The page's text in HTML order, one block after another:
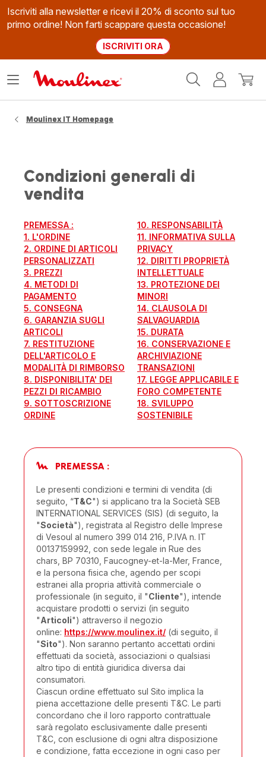
Iscriviti alla newsletter e ricevi il 20% di sconto sul tuo
primo ordine! Non farti scappare questa occasione!
ISCRIVITI ORA
Il
Apri
Moulinex IT Homepage
Condizioni generali di
vendita
PREMESSA :
1. L'ORDINE
2. ORDINE DI ARTICOLI
PERSONALIZZATI
3. PREZZI
4. METODI DI
PAGAMENTO
5. CONSEGNA
6. GARANZIA SUGLI
ARTICOLI
7. RESTITUZIONE
DELL'ARTICOLO E
MODALITÀ DI RIMBORSO
8. DISPONIBILITA' DEI
PEZZI DI RICAMBIO
9. SOTTOSCRIZIONE
ORDINE
10. RESPONSABILITÀ
11. INFORMATIVA SULLA
PRIVACY
12. DIRITTI PROPRIETÀ
INTELLETTUALE
13. PROTEZIONE DEI
MINORI
14. CLAUSOLA DI
SALVAGUARDIA
15. DURATA
16. CONSERVAZIONE E
ARCHIVIAZIONE
TRANSAZIONI
17. LEGGE APPLICABILE E
FORO COMPETENTE
18. SVILUPPO
SOSTENIBILE
PREMESSA :
Le presenti condizioni e termini di vendita (di
seguito, “T&C") si applicano tra la Società SEB
INTERNATIONAL SERVICES (SIS) (di seguito, la
"Società"), registrata al Registro delle Imprese
di Vesoul al numero 399 014 216, P.IVA n. IT
00137159992, con sede legale in Rue des
chars, BP 70310, Faucogney-et-la-Mer, France,
e la persona fisica che, agendo per scopi
estranei alla propria attività commerciale o
professionale (in seguito, il "Cliente"), intende
acquistare prodotti o servizi (in seguito
"Articoli") attraverso il negozio
online: https://www.moulinex.it/ (di seguito, il
"Sito"). Non saranno pertanto accettati ordini
effettuati da società, associazioni o qualsiasi
altro tipo di entità giuridica diversa dai
consumatori.
Ciascun ordine effettuato sul Sito implica la
piena accettazione delle presenti T&C. Le parti
concordano che il loro rapporto contrattuale
sarà regolato esclusivamente dalle presenti
T&C, con esclusione di ogni altra disposizione
e condizione, fatta eccezione in ogni caso per